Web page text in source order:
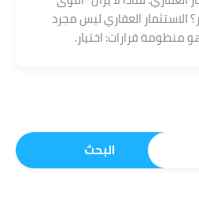
الاستثمار العقاري ليس مجرد
منظومة قرارات: اختيار.
البحث